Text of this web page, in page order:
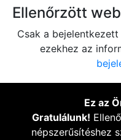
Ellenőrzött
Csak a
ezekhez az
Ez az
Gratulálunk!
népszerűsítéshez